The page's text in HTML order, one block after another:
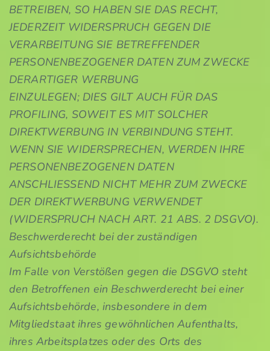
BETREIBEN, SO HABEN SIE DAS RECHT,
JEDERZEIT WIDERSPRUCH GEGEN DIE
VERARBEITUNG SIE BETREFFENDER
PERSONENBEZOGENER DATEN ZUM ZWECKE
DERARTIGER WERBUNG
EINZULEGEN; DIES GILT AUCH FÜR DAS
PROFILING, SOWEIT ES MIT SOLCHER
DIREKTWERBUNG IN VERBINDUNG STEHT.
WENN SIE WIDERSPRECHEN, WERDEN IHRE
PERSONENBEZOGENEN DATEN
ANSCHLIESSEND NICHT MEHR ZUM ZWECKE
DER DIREKTWERBUNG VERWENDET
(WIDERSPRUCH NACH ART. 21 ABS. 2 DSGVO).
Beschwerderecht bei der zuständigen
Aufsichtsbehörde
Im Falle von Verstößen gegen die DSGVO steht
den Betroffenen ein Beschwerderecht bei einer
Aufsichtsbehörde, insbesondere in dem
Mitgliedstaat ihres gewöhnlichen Aufenthalts,
ihres Arbeitsplatzes oder des Orts des